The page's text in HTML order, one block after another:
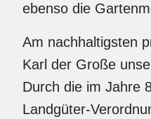
ebenso die
Am nachhaltigsten
Karl der Große
Durch die im Jahre
Landgüter-